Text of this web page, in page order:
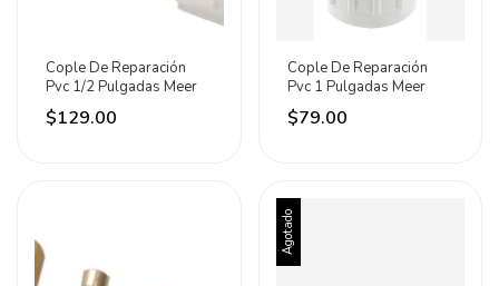
Cople De Reparación
Pvc 1/2 Pulgadas Meer
$129.00
Cople De Reparación
Pvc 1 Pulgadas Meer
$79.00
Agotado